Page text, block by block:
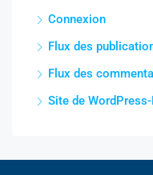
Connexion
Flux des
Flux des
Site de WordPress-